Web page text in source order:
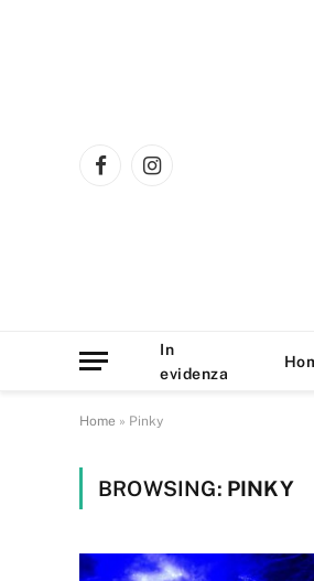
FacebookInstagram
In
evidenza
Home » Pinky
BROWSING: PINKY